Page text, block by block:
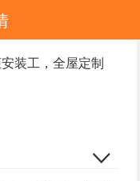
装工，全屋定制